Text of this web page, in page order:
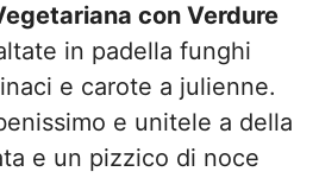
con Verdure
in padella funghi
e carote a julienne.
e unitele a della
e un pizzico di noce